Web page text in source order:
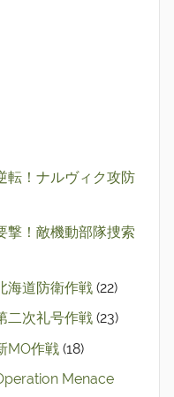
転！ナルヴィク攻防
撃！敵機動部隊捜索
海道防衛作戦 (22)
二次礼号作戦 (23)
MO作戦 (18)
Menace